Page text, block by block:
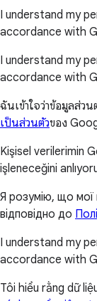
I understand my
accordance with
I understand my
accordance with
ฉันเข้าใจว่าข้อมูลส่ว
เป็นส่วนตัวของ
Kişisel verilerimin
işleneceğini
Я розумію, що мої
відповідно до
I understand my
accordance with
Tôi hiểu rằng dữ